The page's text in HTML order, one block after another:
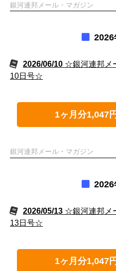
銀河連邦メール・マガジン
2026
2026/06/10 ☆銀河連邦メ
10日号☆
1ヶ月分1,047
銀河連邦メール・マガジン
2026
2026/05/13 ☆銀河連邦メ
13日号☆
1ヶ月分1,047